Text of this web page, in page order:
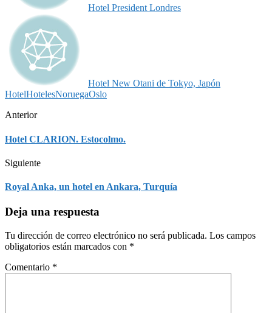
Hotel President Londres
Hotel New Otani de Tokyo, Japón
HotelHotelesNoruegaOslo
Anterior
Hotel CLARION. Estocolmo.
Siguiente
Royal Anka, un hotel en Ankara, Turquía
Deja una respuesta
Tu dirección de correo electrónico no será publicada. Los campos
obligatorios están marcados con *
Comentario *